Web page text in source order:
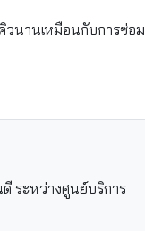
วนานเหมือนกับการซ่อม
ระหว่างศูนย์บริการ